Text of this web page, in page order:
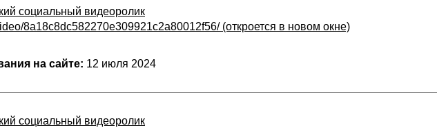
социальный видеоролик
8a18c8dc582270e309921c2a80012f56/ (откроется в новом окне)
на сайте: 12 июля 2024
социальный видеоролик